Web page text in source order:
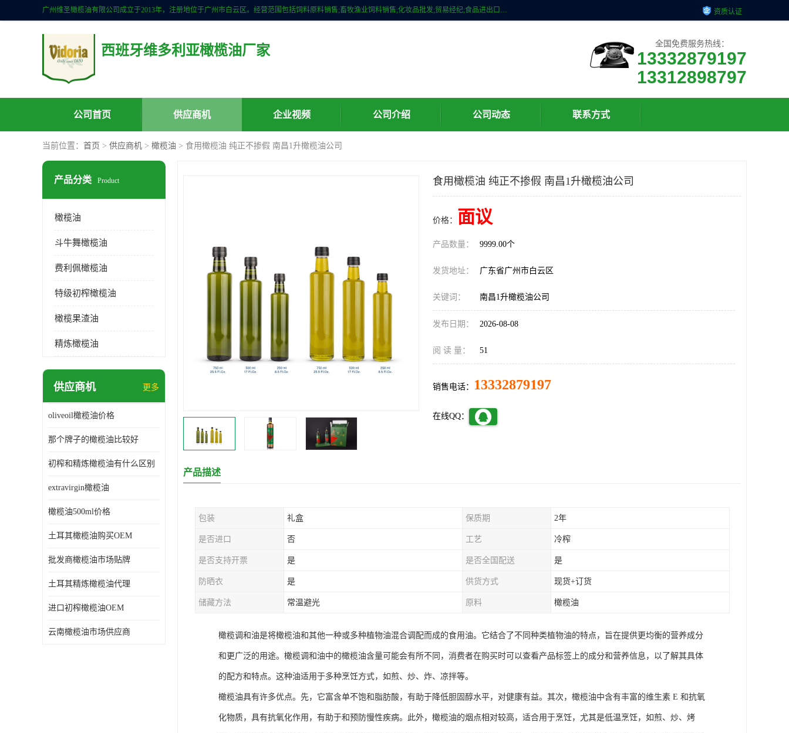
广州维圣橄榄油有限公司成立于2013年，注册地位于广州市白云区。经营范围包括饲料原料销售;畜牧渔业饲料销售;化妆品批发;贸易经纪;食品进出口等，主要产品有：橄榄果渣油，橄榄油，纯橄榄油等。 资质认证
西班牙维多利亚橄榄油厂家 全国免费服务热线：
13332879197
13312898797
公司首页 供应商机 企业视频 公司介绍 公司动态 联系方式
当前位置： 首页 > 供应商机 > 橄榄油 > 食用橄榄油 纯正不掺假 南昌1升橄榄油公司
产品分类 Product
橄榄油
斗牛舞橄榄油
费利佩橄榄油
特级初榨橄榄油
橄榄果渣油
精炼橄榄油
供应商机 更多
oliveoil橄榄油价格
那个牌子的橄榄油比较好
初榨和精炼橄榄油有什么区别
extravirgin橄榄油
橄榄油500ml价格
土耳其橄榄油购买OEM
批发商橄榄油市场贴牌
土耳其精炼橄榄油代理
进口初榨橄榄油OEM
云南橄榄油市场供应商
食用橄榄油 纯正不掺假 南昌1升橄榄油公司
价格： 面议
产品数量： 9999.00个
发货地址： 广东省广州市白云区
关键词： 南昌1升橄榄油公司
发布日期： 2026-08-08
阅 读 量： 51
销售电话： 13332879197
在线QQ：
产品描述
包装 礼盒 保质期 2年
是否进口 否 工艺 冷榨
是否支持开票 是 是否全国配送 是
防晒衣 是 供货方式 现货+订货
储藏方法 常温避光 原料 橄榄油
橄榄调和油是将橄榄油和其他一种或多种植物油混合调配而成的食用油。它结合了不同种类植物油的特点，旨在提供更均衡的营养成分
和更广泛的用途。橄榄调和油中的橄榄油含量可能会有所不同，消费者在购买时可以查看产品标签上的成分和营养信息，以了解其具体
的配方和特点。这种油适用于多种烹饪方式，如煎、炒、炸、凉拌等。
橄榄油具有许多优点。先，它富含单不饱和脂肪酸，有助于降低胆固醇水平，对健康有益。其次，橄榄油中含有丰富的维生素 E 和抗氧
化物质，具有抗氧化作用，有助于和预防慢性疾病。此外，橄榄油的烟点相对较高，适合用于烹饪，尤其是低温烹饪，如煎、炒、烤